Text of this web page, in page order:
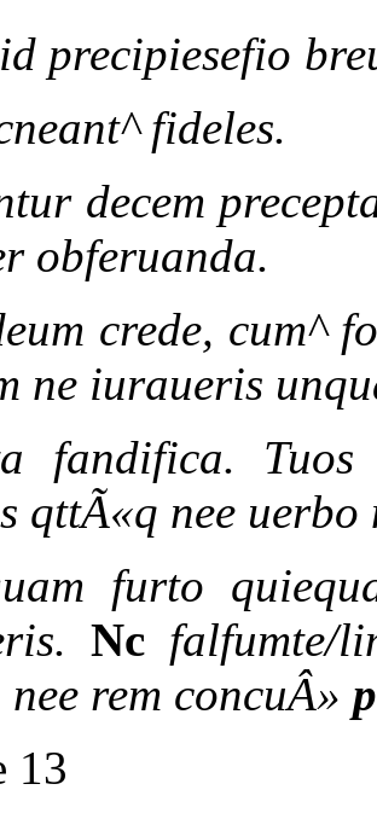
precipiesefio
fideles.
decem
obferuanda.
crede, cum^
ne iuraueris
fandifica.
qttÃ«q nee uerbo
furto
Nc falfumte/
rem concuÂ»
13